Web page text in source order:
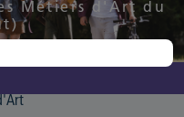
Métiers d'Art du